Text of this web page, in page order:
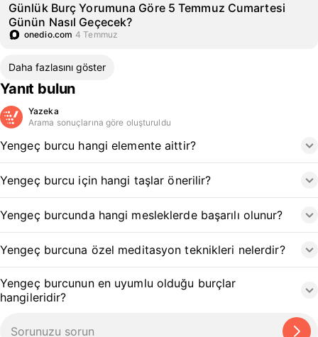
Günlük Burç Yorumuna Göre 5 Temmuz Cumartesi
Günün Nasıl Geçecek?
onedio.com 4 Temmuz
Daha fazlasını göster
Yanıt bulun
Yazeka
Arama sonuçlarına göre oluşturuldu
Yengeç burcu hangi elemente aittir?
Yengeç burcu için hangi taşlar önerilir?
Yengeç burcunda hangi mesleklerde başarılı olunur?
Yengeç burcuna özel meditasyon teknikleri nelerdir?
Yengeç burcunun en uyumlu olduğu burçlar
hangileridir?